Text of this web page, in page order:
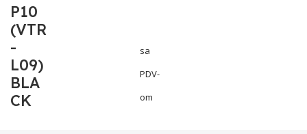
P10
(VTR
-
L09)
BLA
CK
sa
PDV-
om